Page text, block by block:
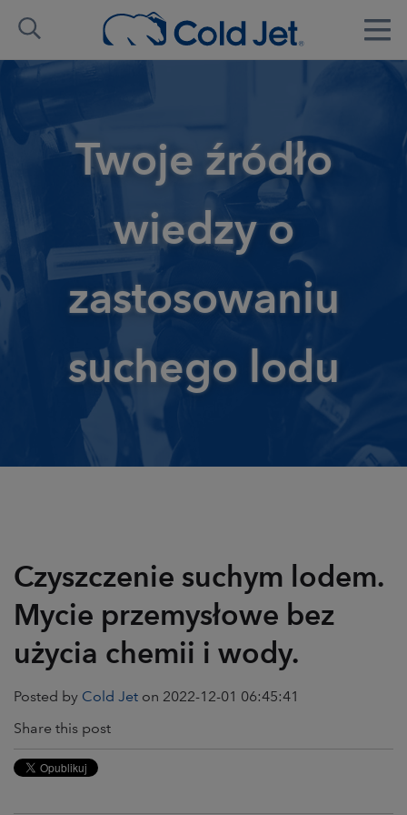
Twoje źródło
wiedzy o
zastosowaniu
suchego lodu
Czyszczenie suchym lodem.
Mycie przemysłowe bez
użycia chemii i wody.
Posted by Cold Jet on 2022-12-01 06:45:41
Share this post